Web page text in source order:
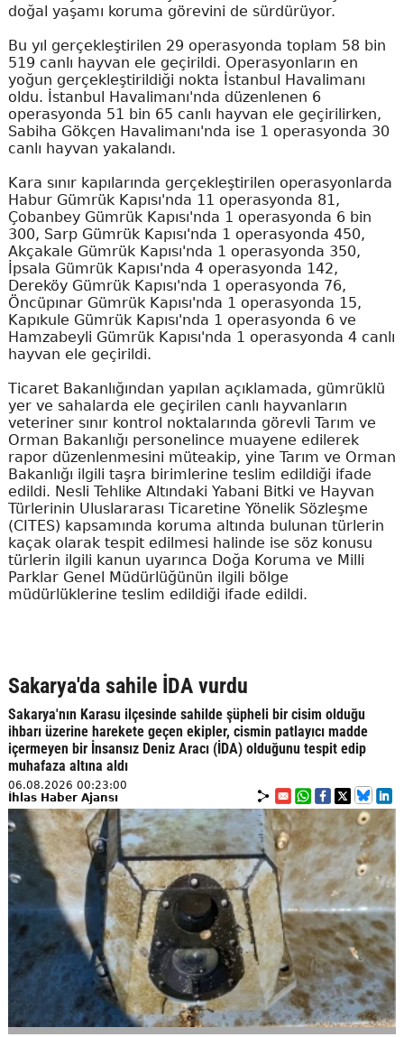
doğal yaşamı koruma görevini de sürdürüyor.
Bu yıl gerçekleştirilen 29 operasyonda toplam 58 bin
519 canlı hayvan ele geçirildi. Operasyonların en
yoğun gerçekleştirildiği nokta İstanbul Havalimanı
oldu. İstanbul Havalimanı'nda düzenlenen 6
operasyonda 51 bin 65 canlı hayvan ele geçirilirken,
Sabiha Gökçen Havalimanı'nda ise 1 operasyonda 30
canlı hayvan yakalandı.
Kara sınır kapılarında gerçekleştirilen operasyonlarda
Habur Gümrük Kapısı'nda 11 operasyonda 81,
Çobanbey Gümrük Kapısı'nda 1 operasyonda 6 bin
300, Sarp Gümrük Kapısı'nda 1 operasyonda 450,
Akçakale Gümrük Kapısı'nda 1 operasyonda 350,
İpsala Gümrük Kapısı'nda 4 operasyonda 142,
Dereköy Gümrük Kapısı'nda 1 operasyonda 76,
Öncüpınar Gümrük Kapısı'nda 1 operasyonda 15,
Kapıkule Gümrük Kapısı'nda 1 operasyonda 6 ve
Hamzabeyli Gümrük Kapısı'nda 1 operasyonda 4 canlı
hayvan ele geçirildi.
Ticaret Bakanlığından yapılan açıklamada, gümrüklü
yer ve sahalarda ele geçirilen canlı hayvanların
veteriner sınır kontrol noktalarında görevli Tarım ve
Orman Bakanlığı personelince muayene edilerek
rapor düzenlenmesini müteakip, yine Tarım ve Orman
Bakanlığı ilgili taşra birimlerine teslim edildiği ifade
edildi. Nesli Tehlike Altındaki Yabani Bitki ve Hayvan
Türlerinin Uluslararası Ticaretine Yönelik Sözleşme
(CITES) kapsamında koruma altında bulunan türlerin
kaçak olarak tespit edilmesi halinde ise söz konusu
türlerin ilgili kanun uyarınca Doğa Koruma ve Milli
Parklar Genel Müdürlüğünün ilgili bölge
müdürlüklerine teslim edildiği ifade edildi.
Sakarya'da sahile İDA vurdu
Sakarya'nın Karasu ilçesinde sahilde şüpheli bir cisim olduğu
ihbarı üzerine harekete geçen ekipler, cismin patlayıcı madde
içermeyen bir İnsansız Deniz Aracı (İDA) olduğunu tespit edip
muhafaza altına aldı
06.08.2026 00:23:00
İhlas Haber Ajansı